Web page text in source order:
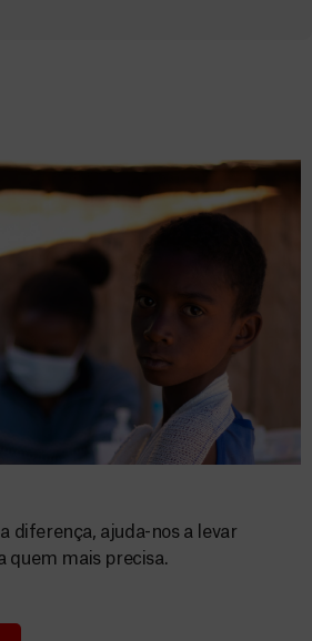
diferença, ajuda-nos a levar
quem mais precisa.